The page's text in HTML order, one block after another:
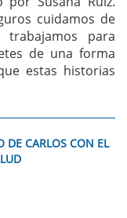
cuidamos de
trabajamos para
de una forma
estas historias
DE CARLOS CON EL